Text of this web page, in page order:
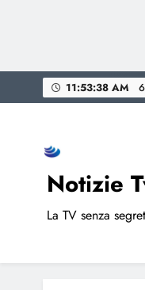
to
11:53:39 AM
Notizie
La TV senza